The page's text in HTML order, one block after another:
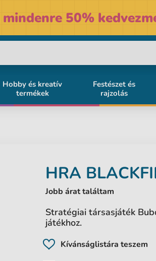
mindenre 50%
Hobby és kreatív
termékek
Festészet és
rajzolás
HRA
Jobb árat találtam
Stratégiai társasjáték
játékhoz.
Kívánságlistára teszem